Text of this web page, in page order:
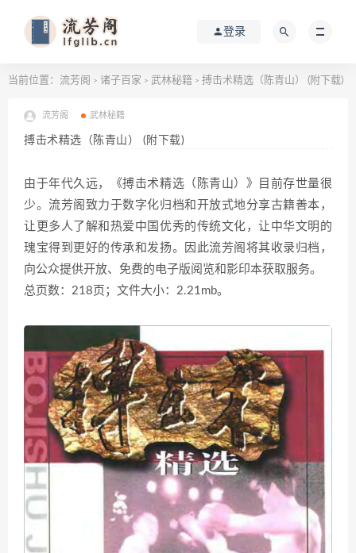
登录
当前位置： 流芳阁 > 诸子百家 > 武林秘籍 > 搏击术精选（陈青山） (附下载)
流芳阁 武林秘籍
搏击术精选（陈青山） (附下载)
由于年代久远，《搏击术精选（陈青山）》目前存世量很
少。流芳阁致力于数字化归档和开放式地分享古籍善本，
让更多人了解和热爱中国优秀的传统文化，让中华文明的
瑰宝得到更好的传承和发扬。因此流芳阁将其收录归档，
向公众提供开放、免费的电子版阅览和影印本获取服务。
总页数：218页；文件大小：2.21mb。